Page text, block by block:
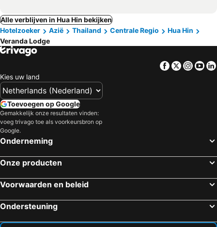
Alle verblijven in Hua Hin bekijken
Hotelzoeker
Azië Thailand Centrale Regio
Hua Hin
Veranda Lodge
Facebook
Twitter
Kies uw land
Toevoegen op Google
Gemakkelijk onze resultaten vinden:
voeg trivago toe als voorkeursbron op
Google.
Onderneming
Onze producten
Voorwaarden en beleid
Ondersteuning